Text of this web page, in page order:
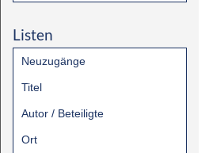
Listen
Neuzugänge
Titel
Autor / Beteiligte
Ort